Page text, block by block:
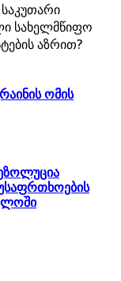
სახელმწიფო
აზრით?
ომის